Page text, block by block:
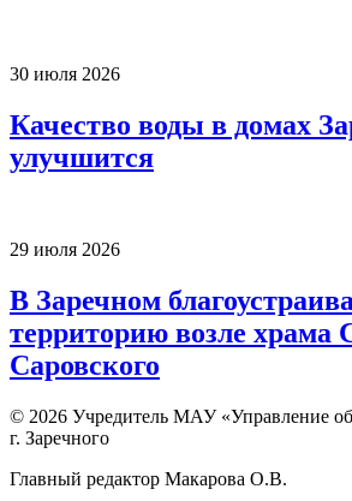
30 июля 2026
Качество воды в домах
улучшится
29 июля 2026
В Заречном
территорию возле храма
Саровского
© 2026 Учредитель МАУ «Управление
г. Заречного
Главный редактор Макарова О.В.